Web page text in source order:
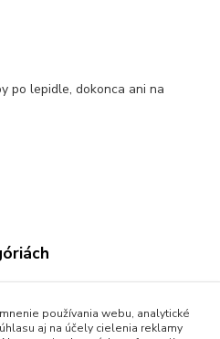
po lepidle, dokonca ani na
používania webu, analytické
aj na účely cielenia reklamy